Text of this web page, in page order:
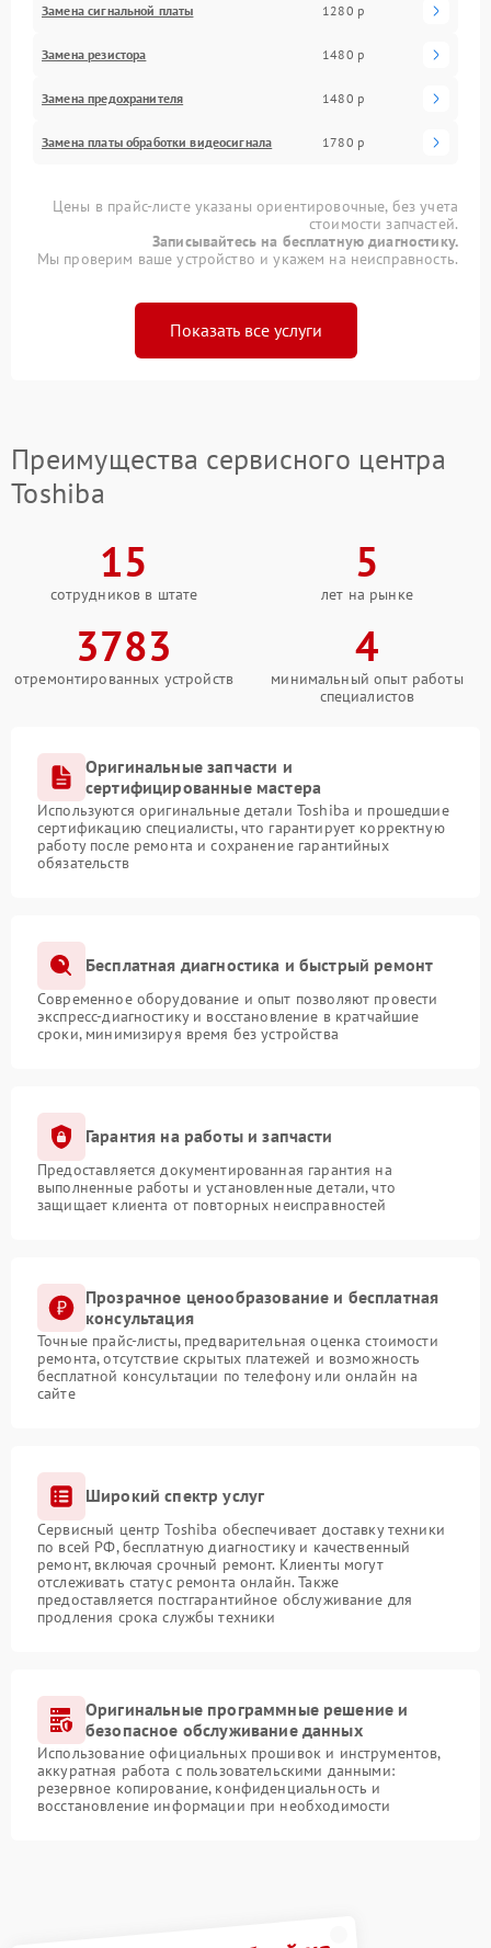
Замена сигнальной платы 1280 р
Замена резистора 1480 р
Замена предохранителя 1480 р
Замена платы обработки видеосигнала 1780 р
Цены в прайс-листе указаны ориентировочные, без учета
стоимости запчастей.
Записывайтесь на бесплатную диагностику.
Мы проверим ваше устройство и укажем на неисправность.
Показать все услуги
Преимущества сервисного центра
Toshiba
15
сотрудников в штате
5
лет на рынке
3783
отремонтированных устройств
4
минимальный опыт работы
специалистов
Оригинальные запчасти и
сертифицированные мастера
Используются оригинальные детали Toshiba и прошедшие
сертификацию специалисты, что гарантирует корректную
работу после ремонта и сохранение гарантийных
обязательств
Бесплатная диагностика и быстрый ремонт
Современное оборудование и опыт позволяют провести
экспресс-диагностику и восстановление в кратчайшие
сроки, минимизируя время без устройства
Гарантия на работы и запчасти
Предоставляется документированная гарантия на
выполненные работы и установленные детали, что
защищает клиента от повторных неисправностей
Прозрачное ценообразование и бесплатная
консультация
Точные прайс-листы, предварительная оценка стоимости
ремонта, отсутствие скрытых платежей и возможность
бесплатной консультации по телефону или онлайн на
сайте
Широкий спектр услуг
Сервисный центр Toshiba обеспечивает доставку техники
по всей РФ, бесплатную диагностику и качественный
ремонт, включая срочный ремонт. Клиенты могут
отслеживать статус ремонта онлайн. Также
предоставляется постгарантийное обслуживание для
продления срока службы техники
Оригинальные программные решение и
безопасное обслуживание данных
Использование официальных прошивок и инструментов,
аккуратная работа с пользовательскими данными:
резервное копирование, конфиденциальность и
восстановление информации при необходимости